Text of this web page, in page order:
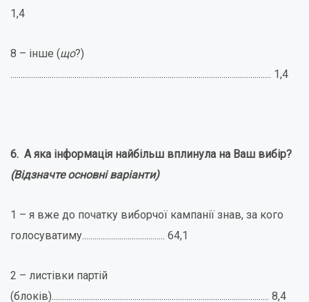
1,4
8 – інше (що?)
.............................................................................................................................. 1,4
6. А яка інформація найбільш вплинула на Ваш вибір?
(Відзначте основні варіанти)
1 – я вже до початку виборчої кампанії знав, за кого
голосуватиму........................................ 64,1
2 – листівки партій
(блоків)......................................................................................................... 8,4